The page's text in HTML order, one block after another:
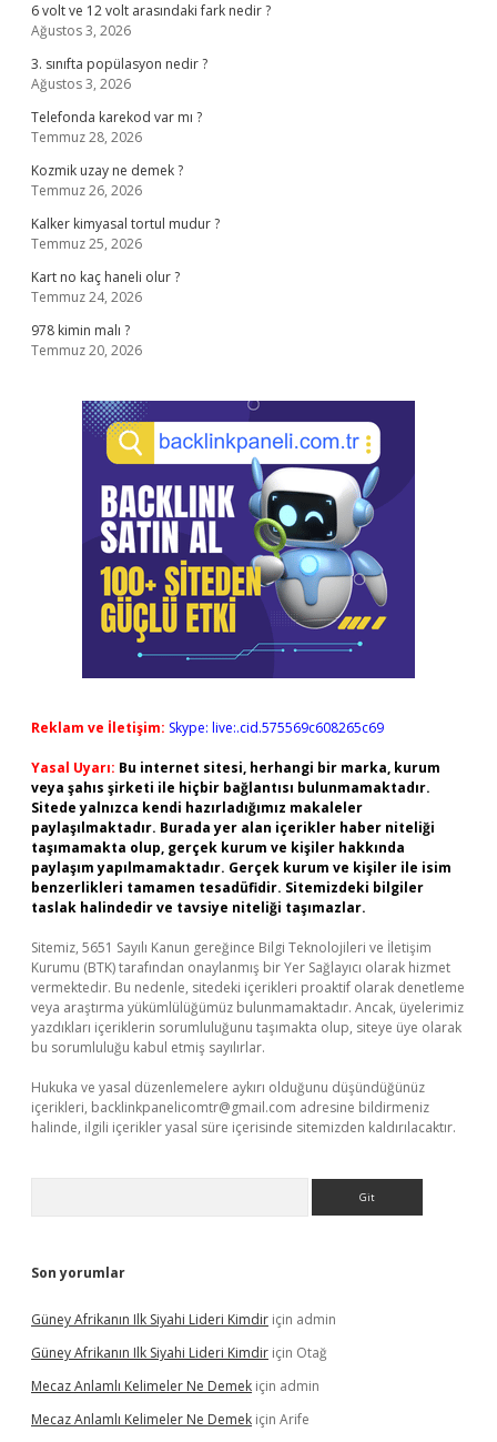
6 volt ve 12 volt arasındaki fark nedir ?
Ağustos 3, 2026
3. sınıfta popülasyon nedir ?
Ağustos 3, 2026
Telefonda karekod var mı ?
Temmuz 28, 2026
Kozmik uzay ne demek ?
Temmuz 26, 2026
Kalker kimyasal tortul mudur ?
Temmuz 25, 2026
Kart no kaç haneli olur ?
Temmuz 24, 2026
978 kimin malı ?
Temmuz 20, 2026
Reklam ve İletişim: Skype: live:.cid.575569c608265c69
Yasal Uyarı: Bu internet sitesi, herhangi bir marka, kurum
veya şahıs şirketi ile hiçbir bağlantısı bulunmamaktadır.
Sitede yalnızca kendi hazırladığımız makaleler
paylaşılmaktadır. Burada yer alan içerikler haber niteliği
taşımamakta olup, gerçek kurum ve kişiler hakkında
paylaşım yapılmamaktadır. Gerçek kurum ve kişiler ile isim
benzerlikleri tamamen tesadüfidir. Sitemizdeki bilgiler
taslak halindedir ve tavsiye niteliği taşımazlar.
Sitemiz, 5651 Sayılı Kanun gereğince Bilgi Teknolojileri ve İletişim
Kurumu (BTK) tarafından onaylanmış bir Yer Sağlayıcı olarak hizmet
vermektedir. Bu nedenle, sitedeki içerikleri proaktif olarak denetleme
veya araştırma yükümlülüğümüz bulunmamaktadır. Ancak, üyelerimiz
yazdıkları içeriklerin sorumluluğunu taşımakta olup, siteye üye olarak
bu sorumluluğu kabul etmiş sayılırlar.
Hukuka ve yasal düzenlemelere aykırı olduğunu düşündüğünüz
içerikleri, backlinkpanelicomtr@gmail.com adresine bildirmeniz
halinde, ilgili içerikler yasal süre içerisinde sitemizden kaldırılacaktır.
Son yorumlar
Güney Afrikanın Ilk Siyahi Lideri Kimdir için admin
Güney Afrikanın Ilk Siyahi Lideri Kimdir için Otağ
Mecaz Anlamlı Kelimeler Ne Demek için admin
Mecaz Anlamlı Kelimeler Ne Demek için Arife